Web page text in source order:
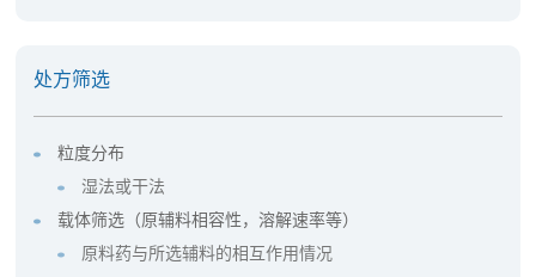
处方筛选
粒度分布
湿法或干法
载体筛选（原辅料相容性，溶解速率等）
原料药与所选辅料的相互作用情况